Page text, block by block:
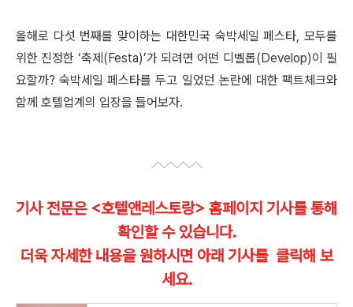
올해로 다섯 번째를 맞이하는 대한민국 숙박세일 페스타, 모두를
위한 진정한 ‘축제(Festa)’가 되려면 어떤 디벨롭(Develop)이 필
요할까? 숙박세일 페스타를 두고 일었던 논란에 대한 팩트체크와
함께 호텔업계의 입장을 들어보자.
기사 전문은 <호텔앤레스토랑> 홈페이지 기사를 통해
확인할 수 있습니다.
더욱 자세한 내용을 원하시면 아래 기사를 클릭해 보
세요.